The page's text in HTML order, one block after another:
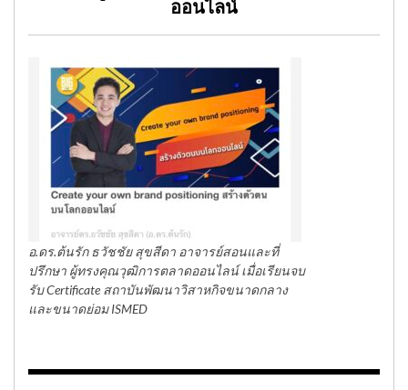
ออนไลน์
อ.ดร.ต้นรัก ธวัชชัย สุขสีดา อาจารย์สอนและที่
ปรึกษา ผู้ทรงคุณวุฒิการตลาดออนไลน์ เมื่อเรียนจบ
รับ Certificate สถาบันพัฒนาวิสาหกิจขนาดกลาง
และขนาดย่อม ISMED